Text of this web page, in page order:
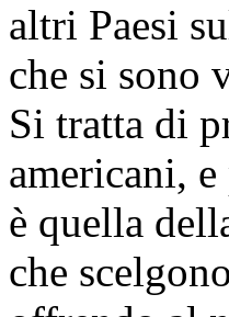
altri Paesi
che si sono
Si tratta di
americani,
è quella
che